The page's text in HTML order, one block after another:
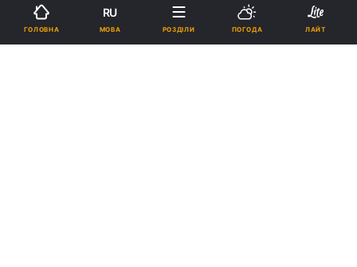
Підпишіться на нас в Google
ГОЛОВНА
RU
МОВА РОЗДІЛИ ПОГОДА ЛАЙТ